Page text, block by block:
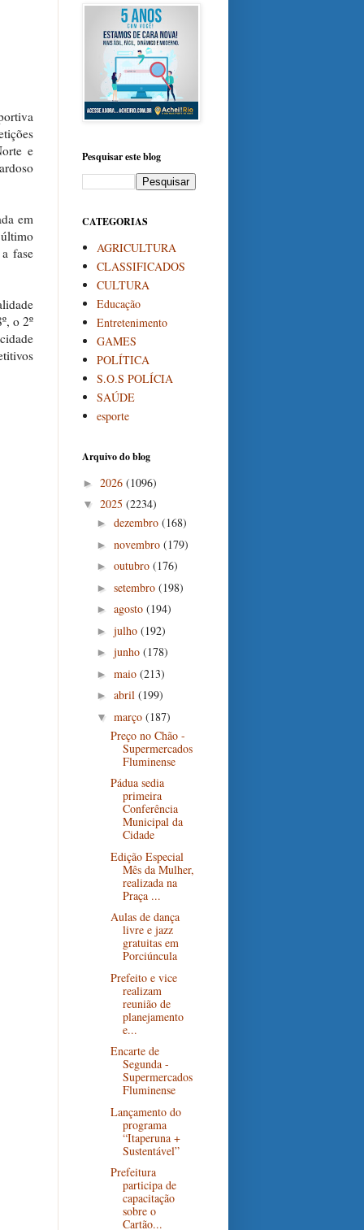
e
em
fase
o 2º
Pesquisar este blog
CATEGORIAS
AGRICULTURA
CLASSIFICADOS
CULTURA
Educação
Entretenimento
GAMES
POLÍTICA
S.O.S POLÍCIA
SAÚDE
esporte
Arquivo do blog
► 2026 (1096)
▼ 2025 (2234)
► dezembro (168)
► novembro (179)
► outubro (176)
► setembro (198)
► agosto (194)
► julho (192)
► junho (178)
► maio (213)
► abril (199)
▼ março (187)
Preço no Chão -
Supermercados
Fluminense
Pádua sedia
primeira
Conferência
Municipal da
Cidade
Edição Especial
Mês da Mulher,
realizada na
Praça ...
Aulas de dança
livre e jazz
gratuitas em
Porciúncula
Prefeito e vice
realizam
reunião de
planejamento
e...
Encarte de
Segunda -
Supermercados
Fluminense
Lançamento do
programa
“Itaperuna +
Sustentável”
Prefeitura
participa de
capacitação
sobre o
Cartão...